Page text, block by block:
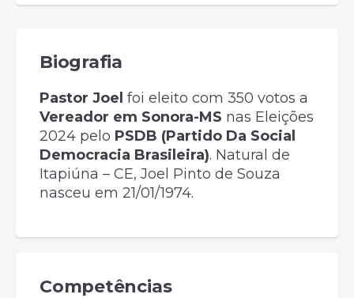
Biografia
Pastor Joel foi eleito com 350 votos a
Vereador em Sonora-MS nas Eleições
2024 pelo PSDB (Partido Da Social
Democracia Brasileira). Natural de
Itapiúna – CE, Joel Pinto de Souza
nasceu em 21/01/1974.
Competências